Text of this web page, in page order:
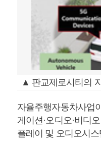
▲ 판교제로시티의
자율주행자동차사업
게이션·오디오·비디
플레이 및 오디오시